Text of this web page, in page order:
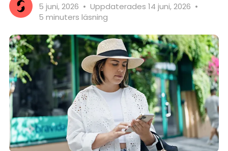
5 juni, 2026 • Uppdaterades 14 juni, 2026 •
5 minuters läsning